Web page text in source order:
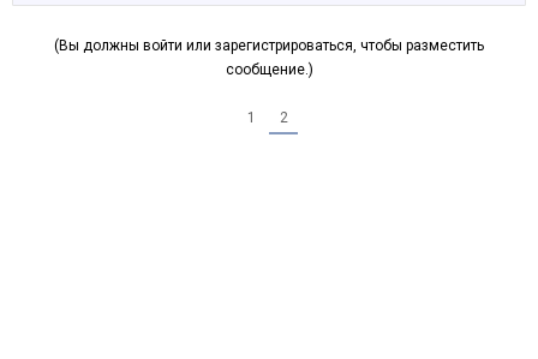
(Вы должны войти или зарегистрироваться, чтобы разместить
сообщение.)
1 2